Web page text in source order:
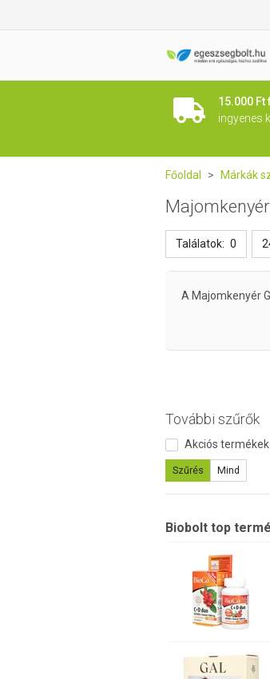
15.000 Ft
ingyenes
Főoldal Márkák
További szűrők
Akciós termékek
Szűrés Mind
Biobolt top
Találatok: 0
A Majomkenyér